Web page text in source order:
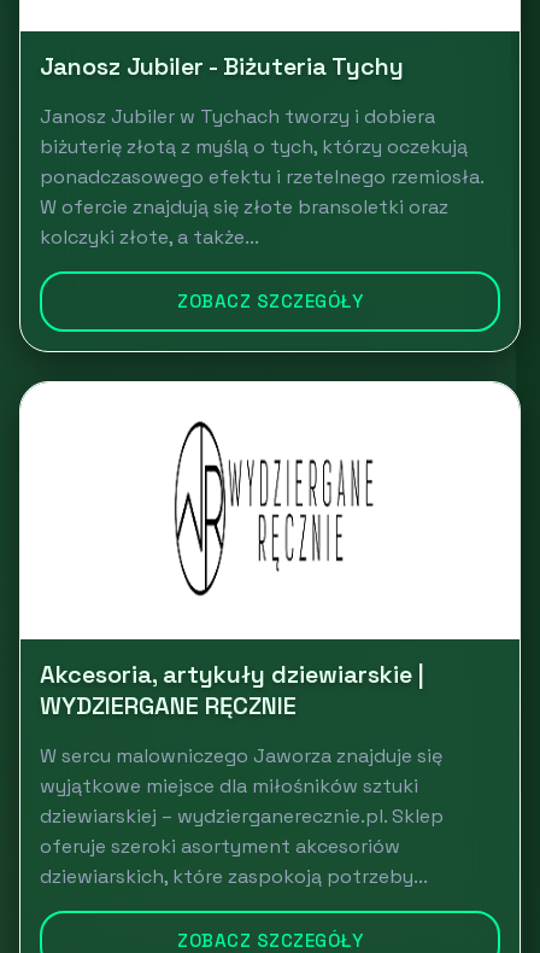
Janosz Jubiler - Biżuteria Tychy
Janosz Jubiler w Tychach tworzy i dobiera
biżuterię złotą z myślą o tych, którzy oczekują
ponadczasowego efektu i rzetelnego rzemiosła.
W ofercie znajdują się złote bransoletki oraz
kolczyki złote, a także...
ZOBACZ SZCZEGÓŁY
Akcesoria, artykuły dziewiarskie |
WYDZIERGANE RĘCZNIE
W sercu malowniczego Jaworza znajduje się
wyjątkowe miejsce dla miłośników sztuki
dziewiarskiej – wydzierganerecznie.pl. Sklep
oferuje szeroki asortyment akcesoriów
dziewiarskich, które zaspokoją potrzeby...
ZOBACZ SZCZEGÓŁY